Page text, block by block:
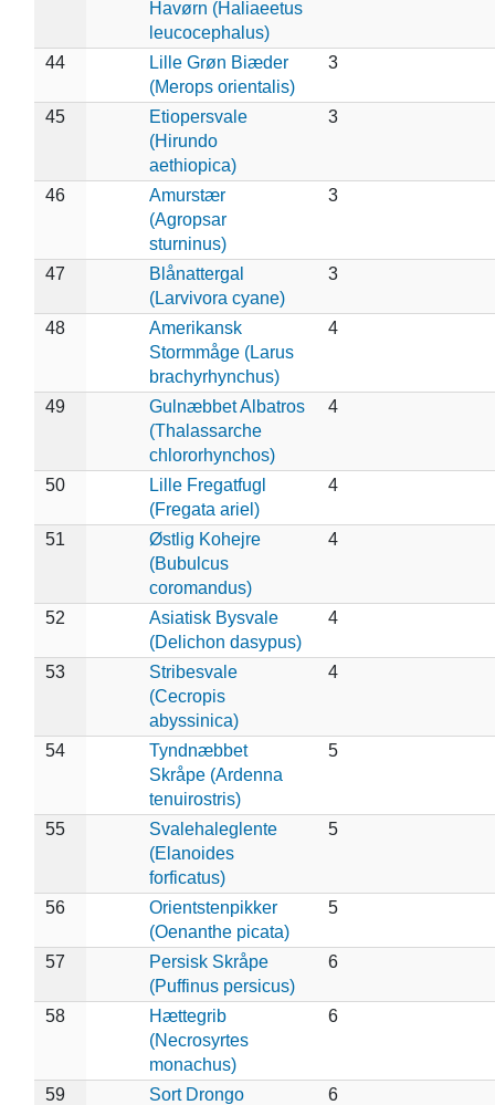
Havørn (Haliaeetus
leucocephalus)
44
Lille Grøn Biæder
(Merops orientalis)
3
45
Etiopersvale
(Hirundo
aethiopica)
3
46
Amurstær
(Agropsar
sturninus)
3
47
Blånattergal
(Larvivora cyane)
3
48
Amerikansk
Stormmåge (Larus
brachyrhynchus)
4
49
Gulnæbbet Albatros
(Thalassarche
chlororhynchos)
4
50
Lille Fregatfugl
(Fregata ariel)
4
51
Østlig Kohejre
(Bubulcus
coromandus)
4
52
Asiatisk Bysvale
(Delichon dasypus)
4
53
Stribesvale
(Cecropis
abyssinica)
4
54
Tyndnæbbet
Skråpe (Ardenna
tenuirostris)
5
55
Svalehaleglente
(Elanoides
forficatus)
5
56
Orientstenpikker
(Oenanthe picata)
5
57
Persisk Skråpe
(Puffinus persicus)
6
58
Hættegrib
(Necrosyrtes
monachus)
6
59
Sort Drongo
6